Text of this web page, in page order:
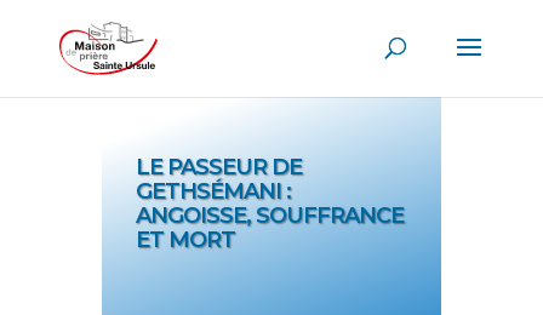
LE PASSEUR DE
GETHSÉMANI :
ANGOISSE, SOUFFRANCE
ET MORT